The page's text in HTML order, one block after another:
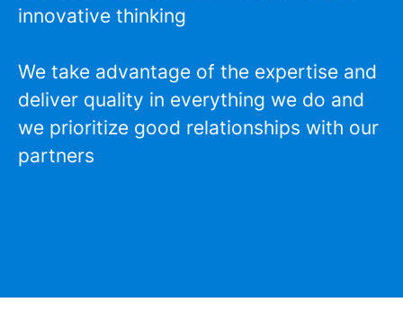
innovative thinking
We take advantage of the expertise and
deliver quality in everything we do and
we prioritize good relationships with our
partners